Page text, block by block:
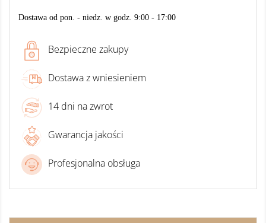
Dostawa od pon. - niedz. w godz. 9:00 - 17:00
Bezpieczne zakupy
Dostawa z wniesieniem
14 dni na zwrot
Gwarancja jakości
Profesjonalna obsługa